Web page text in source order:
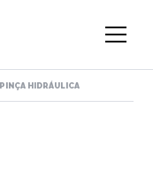
PINÇA HIDRÁULICA